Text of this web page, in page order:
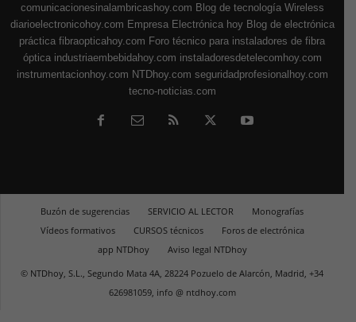
comunicacionesinalambricashoy.com Blog de tecnología Wireless
diarioelectronicohoy.com Empresa Electrónica hoy Blog de electrónica
práctica fibraopticahoy.com Foro técnico para instaladores de fibra
óptica industriaembebidahoy.com instaladoresdetelecomhoy.com
instrumentacionhoy.com NTDhoy.com seguridadprofesionalhoy.com
tecno-noticias.com
Buzón de sugerencias SERVICIO AL LECTOR
Monografías
Vídeos formativos
CURSOS técnicos
Foros de electrónica
app NTDhoy
Aviso legal NTDhoy
© NTDhoy, S.L., Segundo Mata 4A, 28224 Pozuelo de Alarcón, Madrid, +34
626981059, info @ ntdhoy.com